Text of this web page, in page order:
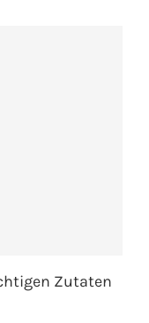
Zutaten